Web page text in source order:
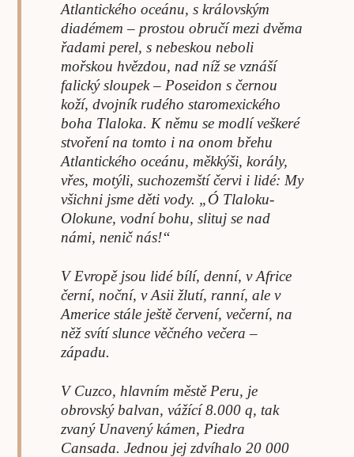
Atlantického oceánu, s královským
diadémem – prostou obručí mezi dvěma
řadami perel, s nebeskou neboli
mořskou hvězdou, nad níž se vznáší
falický sloupek – Poseidon s černou
koží, dvojník rudého staromexického
boha Tlaloka. K němu se modlí veškeré
stvoření na tomto i na onom břehu
Atlantického oceánu, měkkýši, korály,
vřes, motýli, suchozemští červi i lidé: My
všichni jsme děti vody. „Ó Tlaloku-
Olokune, vodní bohu, slituj se nad
námi, nenič nás!“
V Evropě jsou lidé bílí, denní, v Africe
černí, noční, v Asii žlutí, ranní, ale v
Americe stále ještě červení, večerní, na
něž svítí slunce věčného večera –
západu.
V Cuzco, hlavním městě Peru, je
obrovský balvan, vážící 8.000 q, tak
zvaný Unavený kámen, Piedra
Cansada. Jednou jej zdvíhalo 20 000